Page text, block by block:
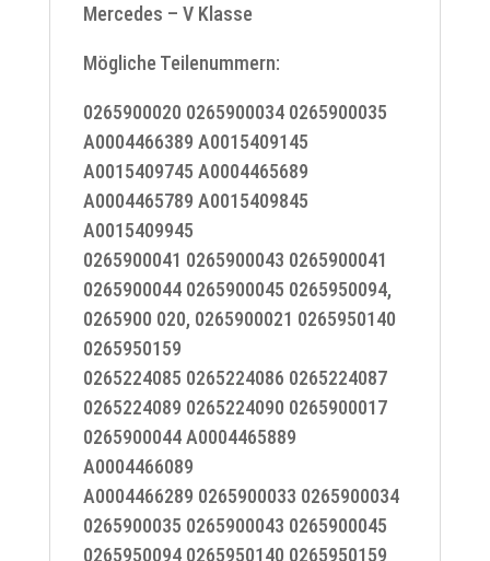
Mercedes – V Klasse
Mögliche Teilenummern:
0265900020 0265900034 0265900035
A0004466389 A0015409145
A0015409745 A0004465689
A0004465789 A0015409845
A0015409945
0265900041 0265900043 0265900041
0265900044 0265900045 0265950094,
0265900 020, 0265900021 0265950140
0265950159
0265224085 0265224086 0265224087
0265224089 0265224090 0265900017
0265900044 A0004465889
A0004466089
A0004466289 0265900033 0265900034
0265900035 0265900043 0265900045
0265950094 0265950140 0265950159